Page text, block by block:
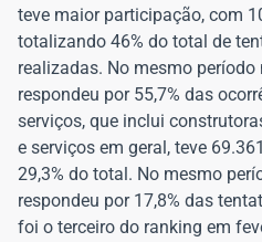
teve maior participação, com
totalizando 46% do total de
realizadas. No mesmo
respondeu por 55,7% das
serviços, que inclui
e serviços em geral, teve
29,3% do total. No mesmo
respondeu por 17,8% das
foi o terceiro do ranking em